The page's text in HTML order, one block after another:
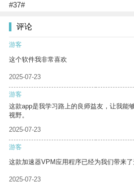
#37#
评论
游客
这个软件我非常喜欢
2025-07-23
游客
这款app是我学习路上的良师益友，让我能
视野。
2025-07-23
游客
这款加速器VPM应用程序已经为我们带来了
2025-07-23